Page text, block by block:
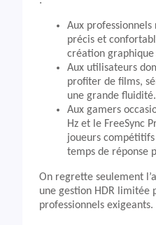
Aux
précis et
création
Aux utilisateurs
profiter de films,
une grande fluidité.
Aux gamers
Hz et le FreeSync
joueurs
temps de réponse
On regrette seulement
une gestion HDR limitée
professionnels exigeants.